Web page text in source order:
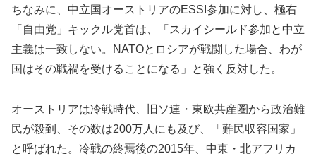
ちなみに、中立国オーストリアのESSI参加に対し、極右
「自由党」キックル党首は、「スカイシールド参加と中立
主義は一致しない。NATOとロシアが戦闘した場合、わが
国はその戦禍を受けることになる」と強く反対した。
オーストリアは冷戦時代、旧ソ連・東欧共産圏から政治難
民が殺到、その数は200万人にも及び、「難民収容国家」
と呼ばれた。冷戦の終焉後の2015年、中東・北アフリカ